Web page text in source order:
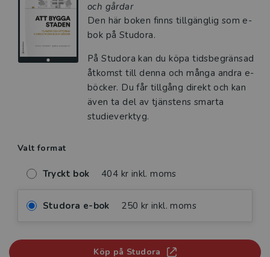
och gårdar
Den här boken finns tillgänglig som e-
bok på Studora.
På Studora kan du köpa tidsbegränsad
åtkomst till denna och många andra e-
böcker. Du får tillgång direkt och kan
även ta del av tjänstens smarta
studieverktyg.
Valt format
Tryckt bok 404 kr inkl. moms
Studora e-bok 250 kr inkl. moms
Köp på Studora